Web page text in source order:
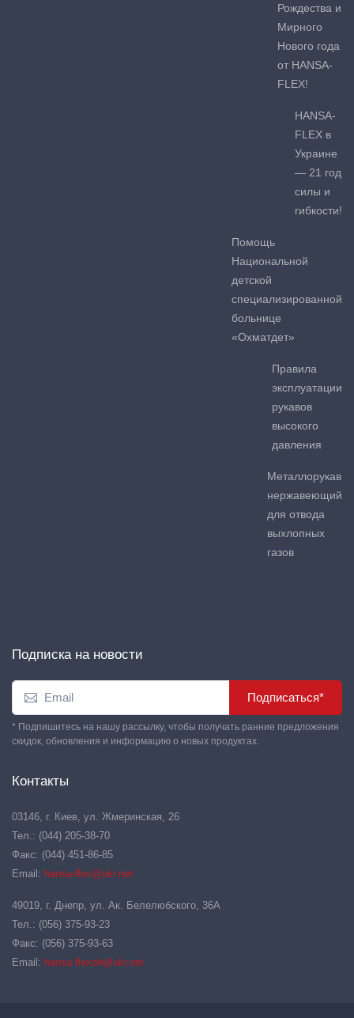
Рождества и
Мирного
Нового года
от HANSA-
FLEX!
HANSA-
FLEX в
Украине
— 21 год
силы и
гибкости!
Помощь
Национальной
детской
специализированной
больнице
«Охматдет»
Правила
эксплуатации
рукавов
высокого
давления
Металлорукав
нержавеющий
для отвода
выхлопных
газов
Подписка на новости
Подписаться*
* Подпишитесь на нашу рассылку, чтобы получать ранние предложения
скидок, обновления и информацию о новых продуктах.
Контакты
03146, г. Киев, ул. Жмеринская, 26
Тел.: (044) 205-38-70
Факс: (044) 451-86-85
Email: hansa-flex@ukr.net
49019, г. Днепр, ул. Ак. Белелюбского, 36А
Тел.: (056) 375-93-23
Факс: (056) 375-93-63
Email: hansa-flexdn@ukr.net